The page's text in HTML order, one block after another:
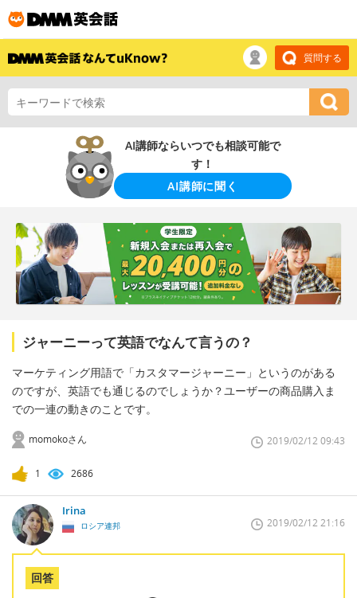
質問する
AI講師ならいつでも相談可能で
す！
AI講師に聞く
ジャーニーって英語でなんて言うの？
マーケティング用語で「カスタマージャーニー」というのがある
のですが、英語でも通じるのでしょうか？ユーザーの商品購入ま
での一連の動きのことです。
momokoさん 2019/02/12 09:43
1 2686
Irina
ロシア連邦 2019/02/12 21:16
回答